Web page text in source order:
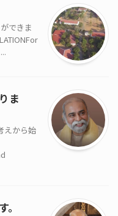
できま
ま
えから始